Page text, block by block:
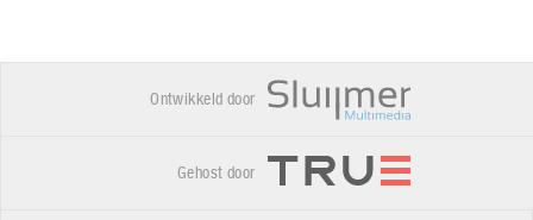
Ontwikkeld door
Gehost door